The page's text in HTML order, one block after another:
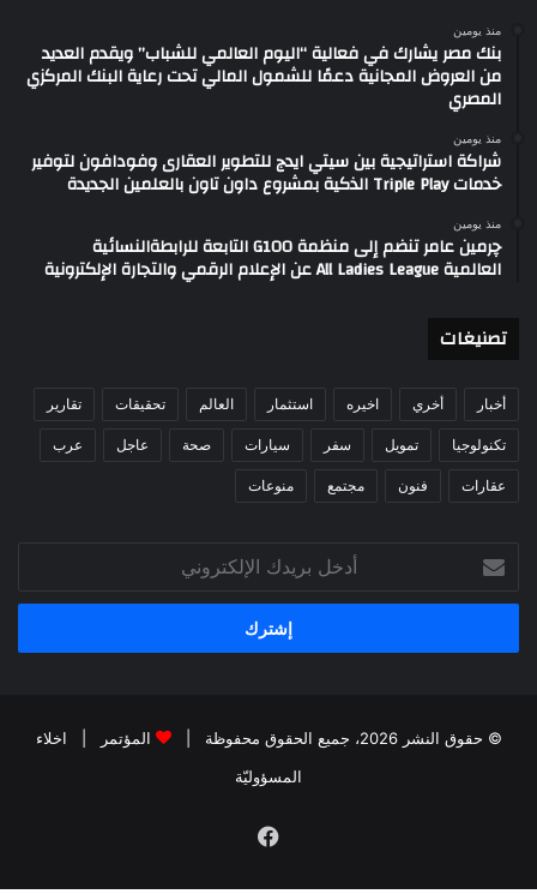
منذ يومين
بنك مصر يشارك في فعالية “اليوم العالمي للشباب” ويقدم العديد
من العروض المجانية دعمًا للشمول المالي تحت رعاية البنك المركزي
المصري
منذ يومين
شراكة استراتيجية بين سيتي ايدج للتطوير العقارى وفودافون لتوفير
خدمات Triple Play الذكية بمشروع داون تاون بالعلمين الجديدة
منذ يومين
چرمين عامر تنضم إلى منظمة G100 التابعة للرابطةالنسائية
العالمية All Ladies League عن الإعلام الرقمي والتجارة الإلكترونية
تصنيغات
أخبار أخري اخيره استثمار العالم تحقيقات تقارير
تكنولوجيا تمويل سفر سيارات صحة عاجل عرب
عقارات فنون مجتمع منوعات
بريدك
الإلكتروني
© حقوق النشر 2026، جميع الحقوق محفوظة | المؤتمر
اخلاء
المسؤوليّة
فيسبوك